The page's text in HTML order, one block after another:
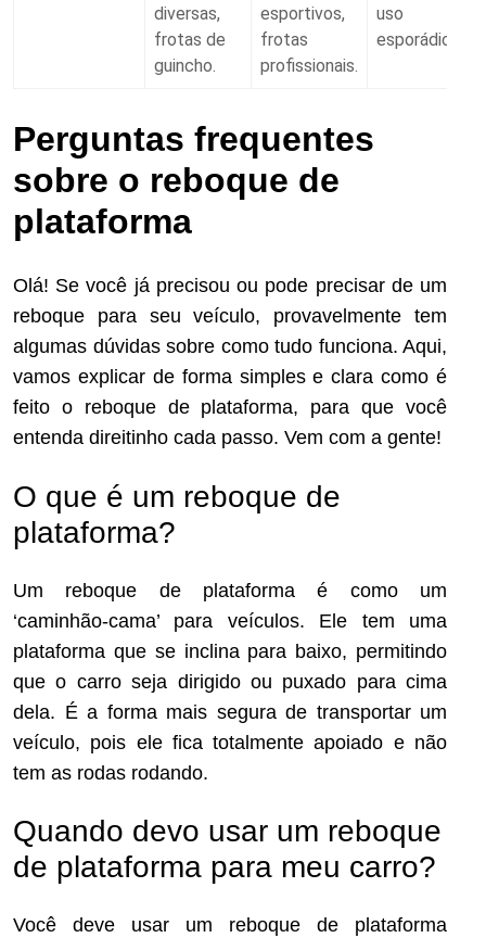
diversas,
frotas de
guincho.
esportivos,
frotas
profissionais.
uso
esporádico.
Perguntas frequentes
sobre o reboque de
plataforma
Olá! Se você já precisou ou pode precisar de um
reboque para seu veículo, provavelmente tem
algumas dúvidas sobre como tudo funciona. Aqui,
vamos explicar de forma simples e clara como é
feito o reboque de plataforma, para que você
entenda direitinho cada passo. Vem com a gente!
O que é um reboque de
plataforma?
Um reboque de plataforma é como um
‘caminhão-cama’ para veículos. Ele tem uma
plataforma que se inclina para baixo, permitindo
que o carro seja dirigido ou puxado para cima
dela. É a forma mais segura de transportar um
veículo, pois ele fica totalmente apoiado e não
tem as rodas rodando.
Quando devo usar um reboque
de plataforma para meu carro?
Você deve usar um reboque de plataforma